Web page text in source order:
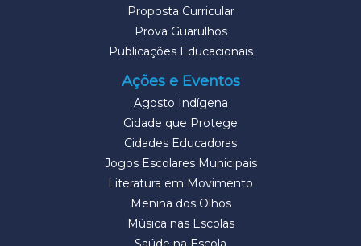
Proposta Curricular
Prova Guarulhos
Publicações Educacionais
Ações e Eventos
Agosto Indígena
Cidade que Protege
Cidades Educadoras
Jogos Escolares Municipais
Literatura em Movimento
Menina dos Olhos
Música nas Escolas